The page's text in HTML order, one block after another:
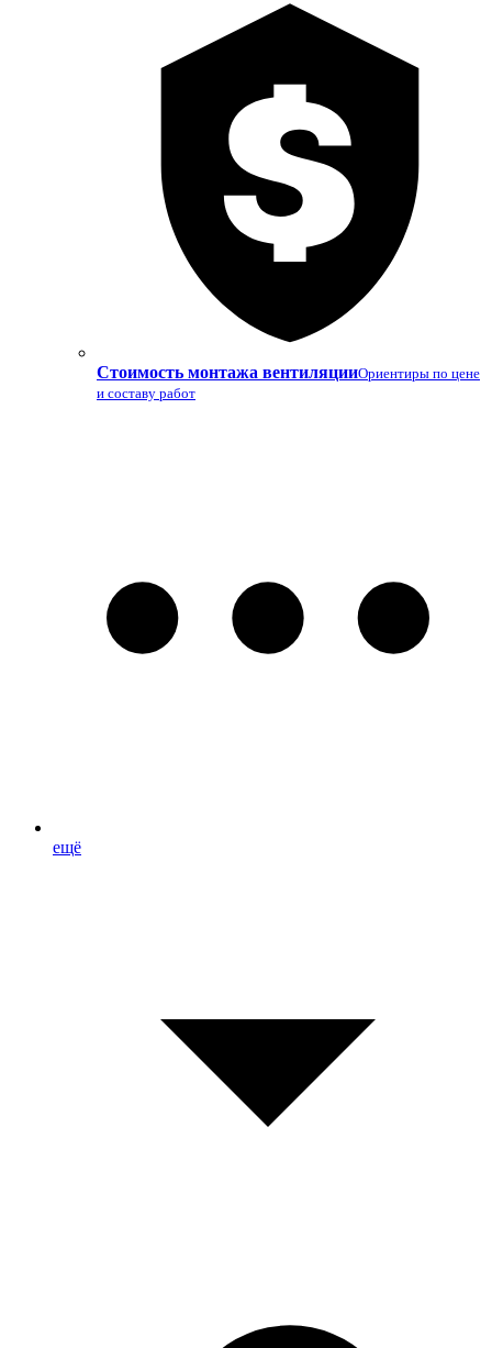
Стоимость монтажа вентиляцииОриентиры по цене
и составу работ
ещё